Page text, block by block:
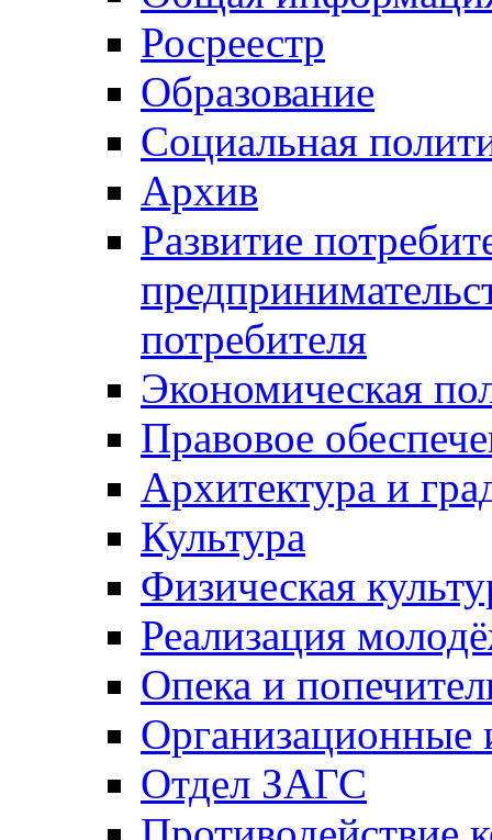
Росреестр
Образование
Социальная
Архив
Развитие
потребителя
Экономическая
Правовое
Архитектура и
Культура
Физическая
Реализация
Опека и
Отдел ЗАГС